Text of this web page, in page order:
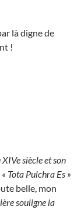
là digne de
!
siècle et son
Tota Pulchra Es »
belle, mon
souligne la